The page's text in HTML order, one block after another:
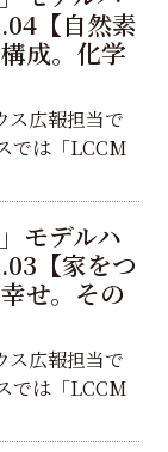
【自然素
成。化学
ス広報担当で
では「LCCM
モデルハ
【家をつ
せ。その
ス広報担当で
では「LCCM